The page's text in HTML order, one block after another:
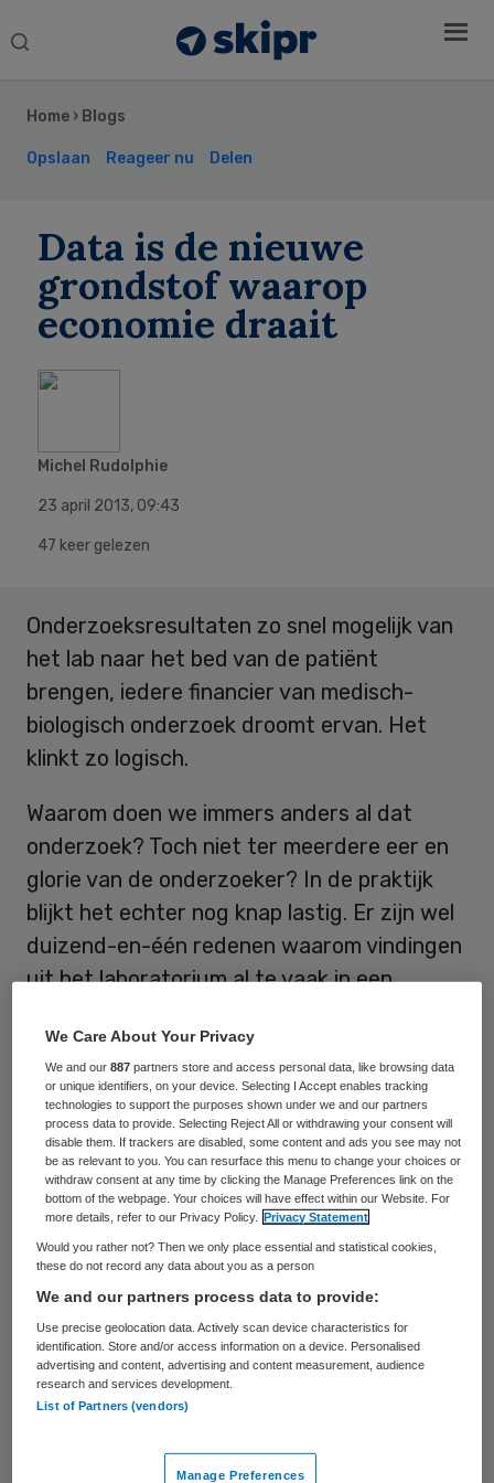
Search
Home › Blogs
Opslaan Reageer nu Delen
Data is de nieuwe
grondstof waarop
economie draait
Michel Rudolphie
23 april 2013, 09:43
47 keer gelezen
Onderzoeksresultaten zo snel mogelijk van
het lab naar het bed van de patiënt
brengen, iedere financier van medisch-
biologisch onderzoek droomt ervan. Het
klinkt zo logisch.
Waarom doen we immers anders al dat
onderzoek? Toch niet ter meerdere eer en
glorie van de onderzoeker? In de praktijk
blijkt het echter nog knap lastig. Er zijn wel
duizend-en-één redenen waarom vindingen
uit het laboratorium al te vaak in een
worden doorontwikkeld tot een therapie of
medicijn: onvermogen van de onderzoeker
die geen idee heeft hoe hij zoiets moet
aanpakken, gebrekkige infrastructuur, het
bedrijfsleven dat onvoldoende investeert in
onderzoek, bureaucratische en financiële
belemmeringen.
Kwaliteitsbeoordeling
Het systeem van onderzoeksfinanciering
speelt hier ook een grote rol in. Een
voor nieuw onderzoek aan te trekken. En
Sidebar
We Care About Your Privacy
We and our887 partners store and access personal data, like browsing data
or unique identifiers, on your device. Selecting I Accept enables tracking
technologies to support the purposes shown under we and our partners
process data to provide. Selecting Reject All or withdrawing your consent will
disable them. If trackers are disabled, some content and ads you see may not
be as relevant to you. You can resurface this menu to change your choices or
withdraw consent at any time by clicking the Manage Preferences link on the
bottom of the webpage. Your choices will have effect within our Website. For
more details, refer to our Privacy Policy.
Privacy Statement
Would you rather not? Then we only place essential and statistical cookies,
these do not record any data about you as a person
We and our partners process data to provide:
Use precise geolocation data. Actively scan device characteristics for
identification. Store and/or access information on a device. Personalised
advertising and content, advertising and content measurement, audience
research and services development.
List of Partners (vendors)
Manage Preferences